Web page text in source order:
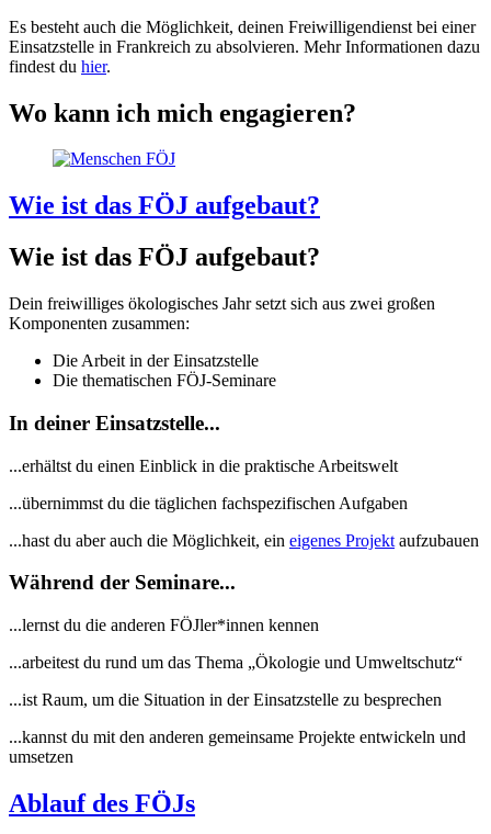
Es besteht auch die Möglichkeit, deinen Freiwilligendienst bei einer
Einsatzstelle in Frankreich zu absolvieren. Mehr Informationen dazu
findest du hier.
Wo kann ich mich engagieren?
Wie ist das FÖJ aufgebaut?
Wie ist das FÖJ aufgebaut?
Dein freiwilliges ökologisches Jahr setzt sich aus zwei großen
Komponenten zusammen:
Die Arbeit in der Einsatzstelle
Die thematischen FÖJ-Seminare
In deiner Einsatzstelle...
...erhältst du einen Einblick in die praktische Arbeitswelt
...übernimmst du die täglichen fachspezifischen Aufgaben
...hast du aber auch die Möglichkeit, ein eigenes Projekt aufzubauen
Während der Seminare...
...lernst du die anderen FÖJler*innen kennen
...arbeitest du rund um das Thema „Ökologie und Umweltschutz“
...ist Raum, um die Situation in der Einsatzstelle zu besprechen
...kannst du mit den anderen gemeinsame Projekte entwickeln und
umsetzen
Ablauf des FÖJs